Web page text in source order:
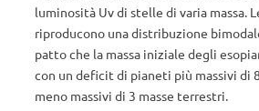
luminosità Uv di stelle di varia massa.
riproducono una distribuzione
patto che la massa iniziale degli
con un deficit di pianeti più massivi di
meno massivi di 3 masse terrestri.